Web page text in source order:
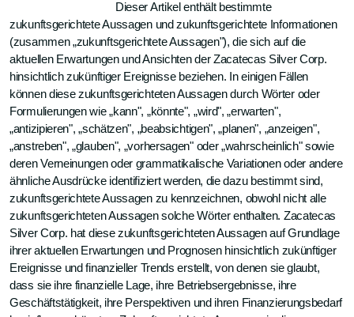
Dieser Artikel enthält bestimmte
zukunftsgerichtete Aussagen und zukunftsgerichtete Informationen
(zusammen „zukunftsgerichtete Aussagen"), die sich auf die
aktuellen Erwartungen und Ansichten der Zacatecas Silver Corp.
hinsichtlich zukünftiger Ereignisse beziehen. In einigen Fällen
können diese zukunftsgerichteten Aussagen durch Wörter oder
Formulierungen wie „kann", „könnte", „wird", „erwarten",
„antizipieren", „schätzen", „beabsichtigen", „planen", „anzeigen",
„anstreben", „glauben", „vorhersagen" oder „wahrscheinlich" sowie
deren Verneinungen oder grammatikalische Variationen oder andere
ähnliche Ausdrücke identifiziert werden, die dazu bestimmt sind,
zukunftsgerichtete Aussagen zu kennzeichnen, obwohl nicht alle
zukunftsgerichteten Aussagen solche Wörter enthalten. Zacatecas
Silver Corp. hat diese zukunftsgerichteten Aussagen auf Grundlage
ihrer aktuellen Erwartungen und Prognosen hinsichtlich zukünftiger
Ereignisse und finanzieller Trends erstellt, von denen sie glaubt,
dass sie ihre finanzielle Lage, ihre Betriebsergebnisse, ihre
Geschäftstätigkeit, ihre Perspektiven und ihren Finanzierungsbedarf